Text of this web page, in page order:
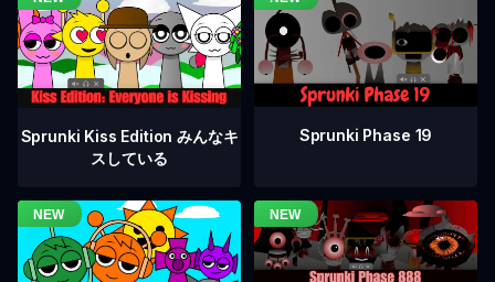
Sprunki Kiss Edition みんなキ
スしている
Sprunki Phase 19